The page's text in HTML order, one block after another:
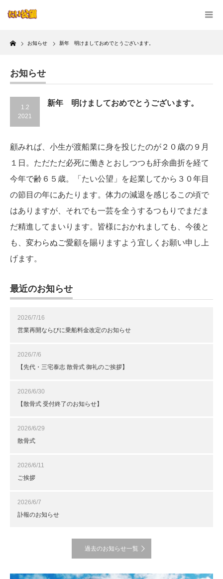
Home
お知らせ 新年 明けましておめでとうございます。
お知らせ
1.2
2021
新年 明けましておめでとうございます。
顧みれば、小生が渡船業に身を投じたのが２０歳の９月
１日。ただただ必死に働きとおしつつも紆余曲折を経て
今年で齢６５歳。「たい公望」を起業してから３０年目
の節目の年にあたります。体力の減退を感じるこの頃で
はありますが、それでも一芸を全うするつもりでまだま
だ精進してまいります。皆様におかれましても、今後と
も、変わらぬご愛顧を賜りますよう宜しくお願い申し上
げます。
最近のお知らせ
2026/7/16
営業再開ならびに乗船料金改定のお知らせ
2026/7/6
【先代・三宅泰志 散骨式 御礼のご挨拶】
2026/6/30
【散骨式 受付終了のお知らせ】
2026/6/29
散骨式
2026/6/11
ご挨拶
2026/6/7
訃報のお知らせ
過去のお知らせ一覧